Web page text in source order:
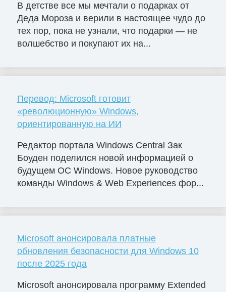
В детстве все мы мечтали о подарках от
Деда Мороза и верили в настоящее чудо до
тех пор, пока не узнали, что подарки — не
волшебство и покупают их на...
Перевод: Microsoft готовит
«революционную» Windows,
ориентированную на ИИ
Редактор портала Windows Central Зак
Боуден поделился новой информацией о
будущем ОС Windows. Новое руководство
команды Windows & Web Experiences фор...
Microsoft анонсировала платные
обновления безопасности для Windows 10
после 2025 года
Microsoft анонсировала программу Extended